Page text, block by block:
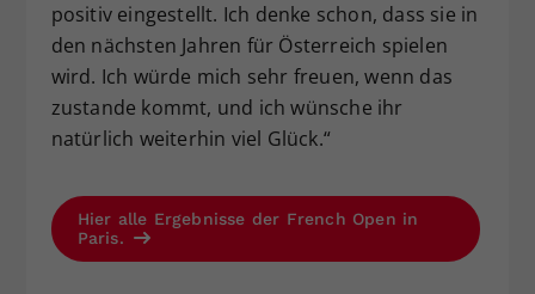
positiv eingestellt. Ich denke schon, dass sie in
den nächsten Jahren für Österreich spielen
wird. Ich würde mich sehr freuen, wenn das
zustande kommt, und ich wünsche ihr
natürlich weiterhin viel Glück.“
Hier alle Ergebnisse der French Open in
Paris.